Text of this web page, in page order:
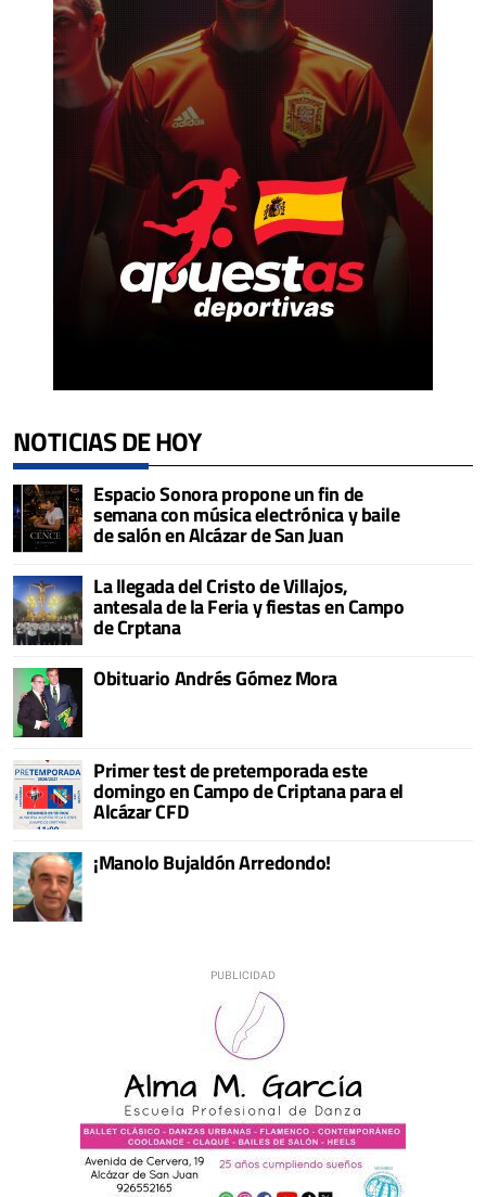
NOTICIAS DE HOY
Espacio Sonora propone un fin de
semana con música electrónica y baile
de salón en Alcázar de San Juan
La llegada del Cristo de Villajos,
antesala de la Feria y fiestas en Campo
de Crptana
Obituario Andrés Gómez Mora
Primer test de pretemporada este
domingo en Campo de Criptana para el
Alcázar CFD
¡Manolo Bujaldón Arredondo!